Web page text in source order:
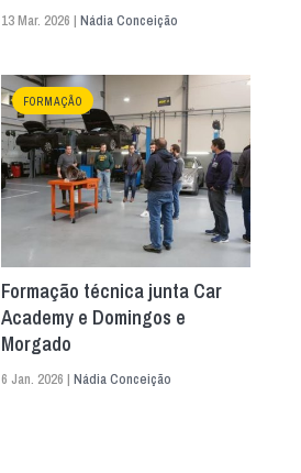
13 Mar. 2026 |Nádia Conceição
FORMAÇÃO
Formação técnica junta Car
Academy e Domingos e
Morgado
6 Jan. 2026 |Nádia Conceição